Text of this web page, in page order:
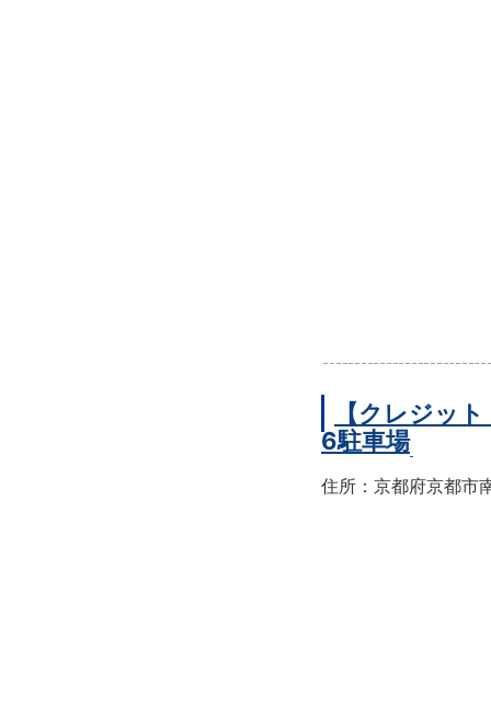
【クレジッ
6駐車場
住所：京都府京都市